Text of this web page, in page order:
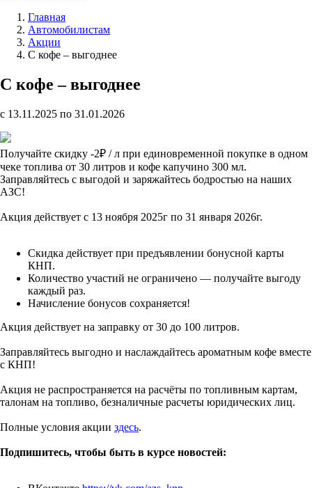
Главная
Автомобилистам
Акции
С кофе – выгоднее
С кофе – выгоднее
c 13.11.2025 по 31.01.2026
Получайте скидку -2₽ / л при единовременной покупке в одном
чеке топлива от 30 литров и кофе капучино 300 мл.
Заправляйтесь с выгодой и заряжайтесь бодростью на наших
АЗС!
Акция действует с 13 ноября 2025г по 31 января 2026г.
Скидка действует при предъявлении бонусной карты
КНП.
Количество участий не ограничено — получайте выгоду
каждый раз.
Начисление бонусов сохраняется!
Акция действует на заправку от 30 до 100 литров.
Заправляйтесь выгодно и наслаждайтесь ароматным кофе вместе
с КНП!
Акция не распространяется на расчёты по топливным картам,
талонам на топливо, безналичные расчеты юридических лиц.
Полные условия акции здесь.
Подпишитесь, чтобы быть в курсе новостей: